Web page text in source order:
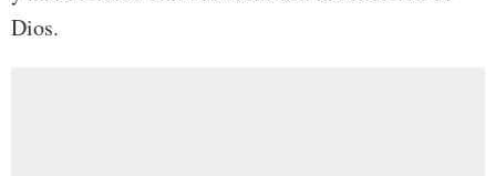
Dios.